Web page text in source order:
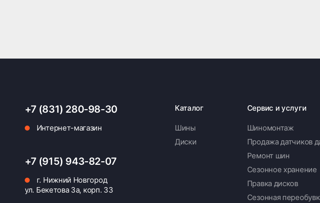
+7 (831) 280-98-30
Интернет-магазин
+7 (915) 943-82-07
г. Нижний Новгород
ул. Бекетова 3а, корп. 33
Каталог
Шины
Диски
Сервис и услуги
Шиномонтаж
Продажа датчиков
Ремонт шин
Сезонное хранение
Правка дисков
Сезонная